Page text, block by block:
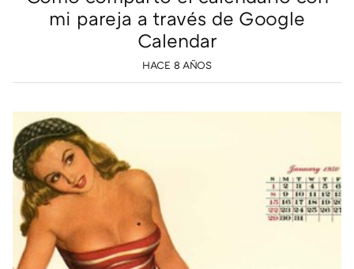
mi pareja a través de Google
Calendar
HACE 8 AÑOS